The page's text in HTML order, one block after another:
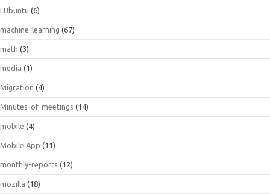
LUbuntu (6)
machine-learning (67)
math (3)
media (1)
Migration (4)
Minutes-of-meetings (14)
mobile (4)
Mobile App (11)
monthly-reports (12)
mozilla (18)